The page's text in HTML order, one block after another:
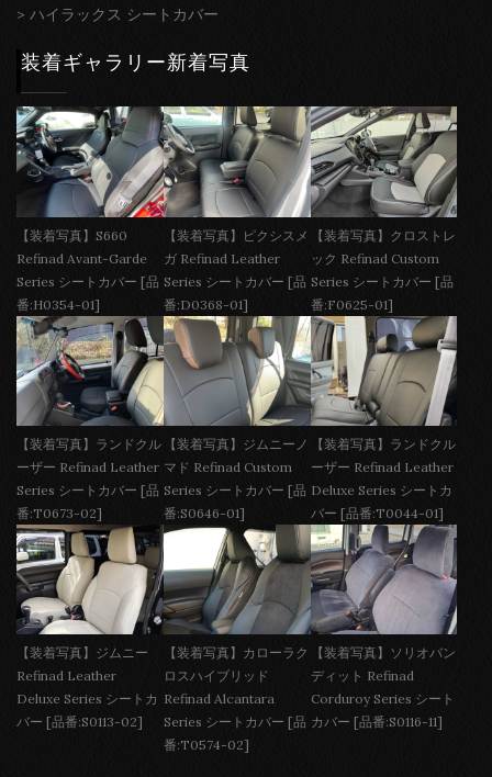
> ハイラックス シートカバー
装着ギャラリー新着写真
【装着写真】S660
Refinad Avant-Garde
Series シートカバー [品
番:H0354-01]
【装着写真】ピクシスメ
ガ Refinad Leather
Series シートカバー [品
番:D0368-01]
【装着写真】クロストレ
ック Refinad Custom
Series シートカバー [品
番:F0625-01]
【装着写真】ランドクル
ーザー Refinad Leather
Series シートカバー [品
番:T0673-02]
【装着写真】ジムニーノ
マド Refinad Custom
Series シートカバー [品
番:S0646-01]
【装着写真】ランドクル
ーザー Refinad Leather
Deluxe Series シートカ
バー [品番:T0044-01]
【装着写真】ジムニー
Refinad Leather
Deluxe Series シートカ
バー [品番:S0113-02]
【装着写真】カローラク
ロスハイブリッド
Refinad Alcantara
Series シートカバー [品
番:T0574-02]
【装着写真】ソリオバン
ディット Refinad
Corduroy Series シート
カバー [品番:S0116-11]